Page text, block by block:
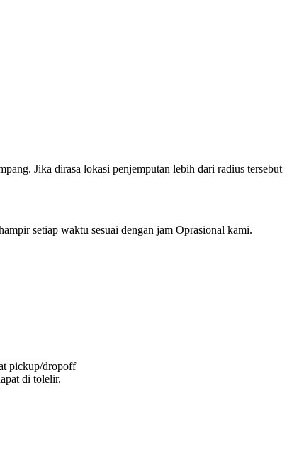
Jika dirasa lokasi penjemputan lebih dari radius tersebut
setiap waktu sesuai dengan jam Oprasional kami.
pickup/dropoff
di tolelir.